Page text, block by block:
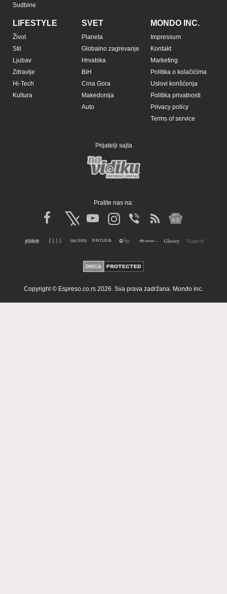
Sudbine
LIFESTYLE
Život
Stil
Ljubav
Zdravlje
Hi-Tech
Kultura
SVET
Planeta
Globalno zagrevanje
Hrvatska
BiH
Crna Gora
Makedonija
Auto
MONDO INC.
Impressum
Kontakt
Marketing
Politika o kolačićima
Uslovi korišćenja
Politika privatnosti
Privacy policy
Terms of service
Prijatelji sajta
Pratite nas na:
Copyright © Espreso.co.rs 2026. Sva prava zadržana. Mondo inc.